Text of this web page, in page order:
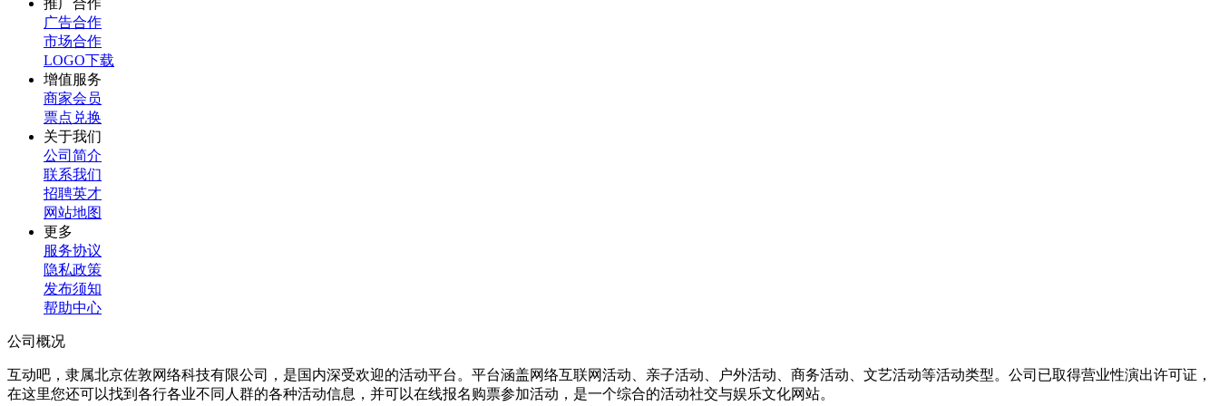
推广合作
广告合作
市场合作
LOGO下载
增值服务
商家会员
票点兑换
关于我们
公司简介
联系我们
招聘英才
网站地图
更多
服务协议
隐私政策
发布须知
帮助中心
公司概况
互动吧，隶属北京佐敦网络科技有限公司，是国内深受欢迎的活动平台。平台涵盖网络互联网活动、亲子活动、户外活动、商务活动、文艺活动等活动类型。公司已取得营业性演出许可证，
在这里您还可以找到各行各业不同人群的各种活动信息，并可以在线报名购票参加活动，是一个综合的活动社交与娱乐文化网站。